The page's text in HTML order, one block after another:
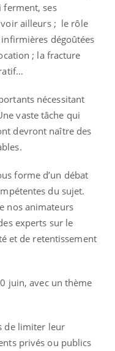
ferment, ses
ailleurs ; le rôle
dégoûtées
; la fracture
nécessitant
vaste tâche qui
devront naître des
forme d’un débat
du sujet.
nos animateurs
experts sur le
et de retentissement
juin, avec un thème
de limiter leur
privés ou publics